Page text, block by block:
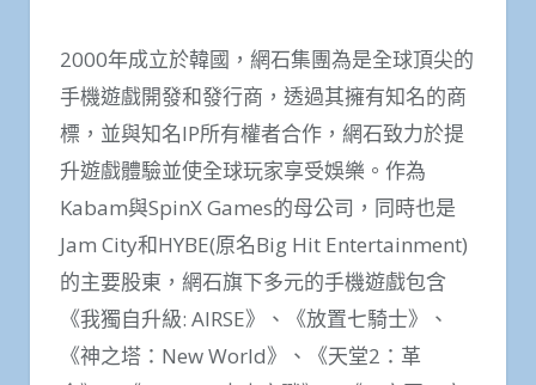
2000年成立於韓國，網石集團為是全球頂尖的
手機遊戲開發和發行商，透過其擁有知名的商
標，並與知名IP所有權者合作，網石致力於提
升遊戲體驗並使全球玩家享受娛樂。作為
Kabam與SpinX Games的母公司，同時也是
Jam City和HYBE(原名Big Hit Entertainment)
的主要股東，網石旗下多元的手機遊戲包含
《我獨自升級: AIRSE》、《放置七騎士》、
《神之塔：New World》、《天堂2：革